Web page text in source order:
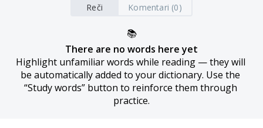
Reči Komentari (0)
📚
There are no words here yet
Highlight unfamiliar words while reading — they will
be automatically added to your dictionary. Use the
“Study words” button to reinforce them through
practice.